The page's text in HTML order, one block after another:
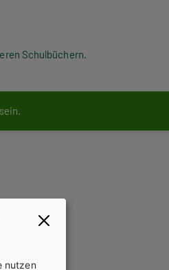
Schulbüchern.
nutzen